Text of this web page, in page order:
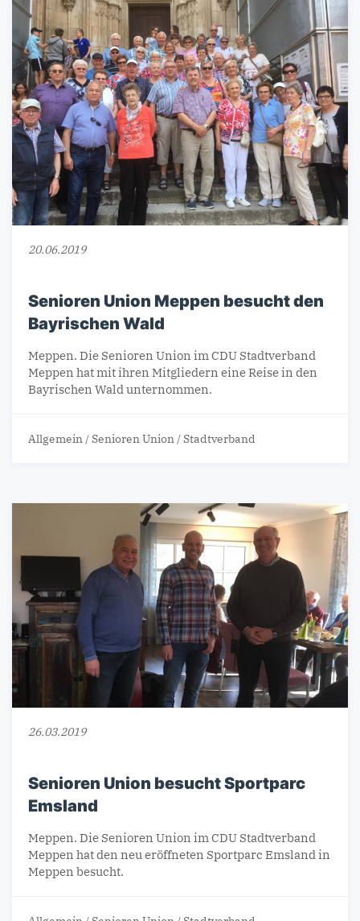
20.06.2019
Senioren Union Meppen besucht den
Bayrischen Wald
Meppen. Die Senioren Union im CDU Stadtverband
Meppen hat mit ihren Mitgliedern eine Reise in den
Bayrischen Wald unternommen.
Allgemein /Senioren Union /Stadtverband
26.03.2019
Senioren Union besucht Sportparc
Emsland
Meppen. Die Senioren Union im CDU Stadtverband
Meppen hat den neu eröffneten Sportparc Emsland in
Meppen besucht.